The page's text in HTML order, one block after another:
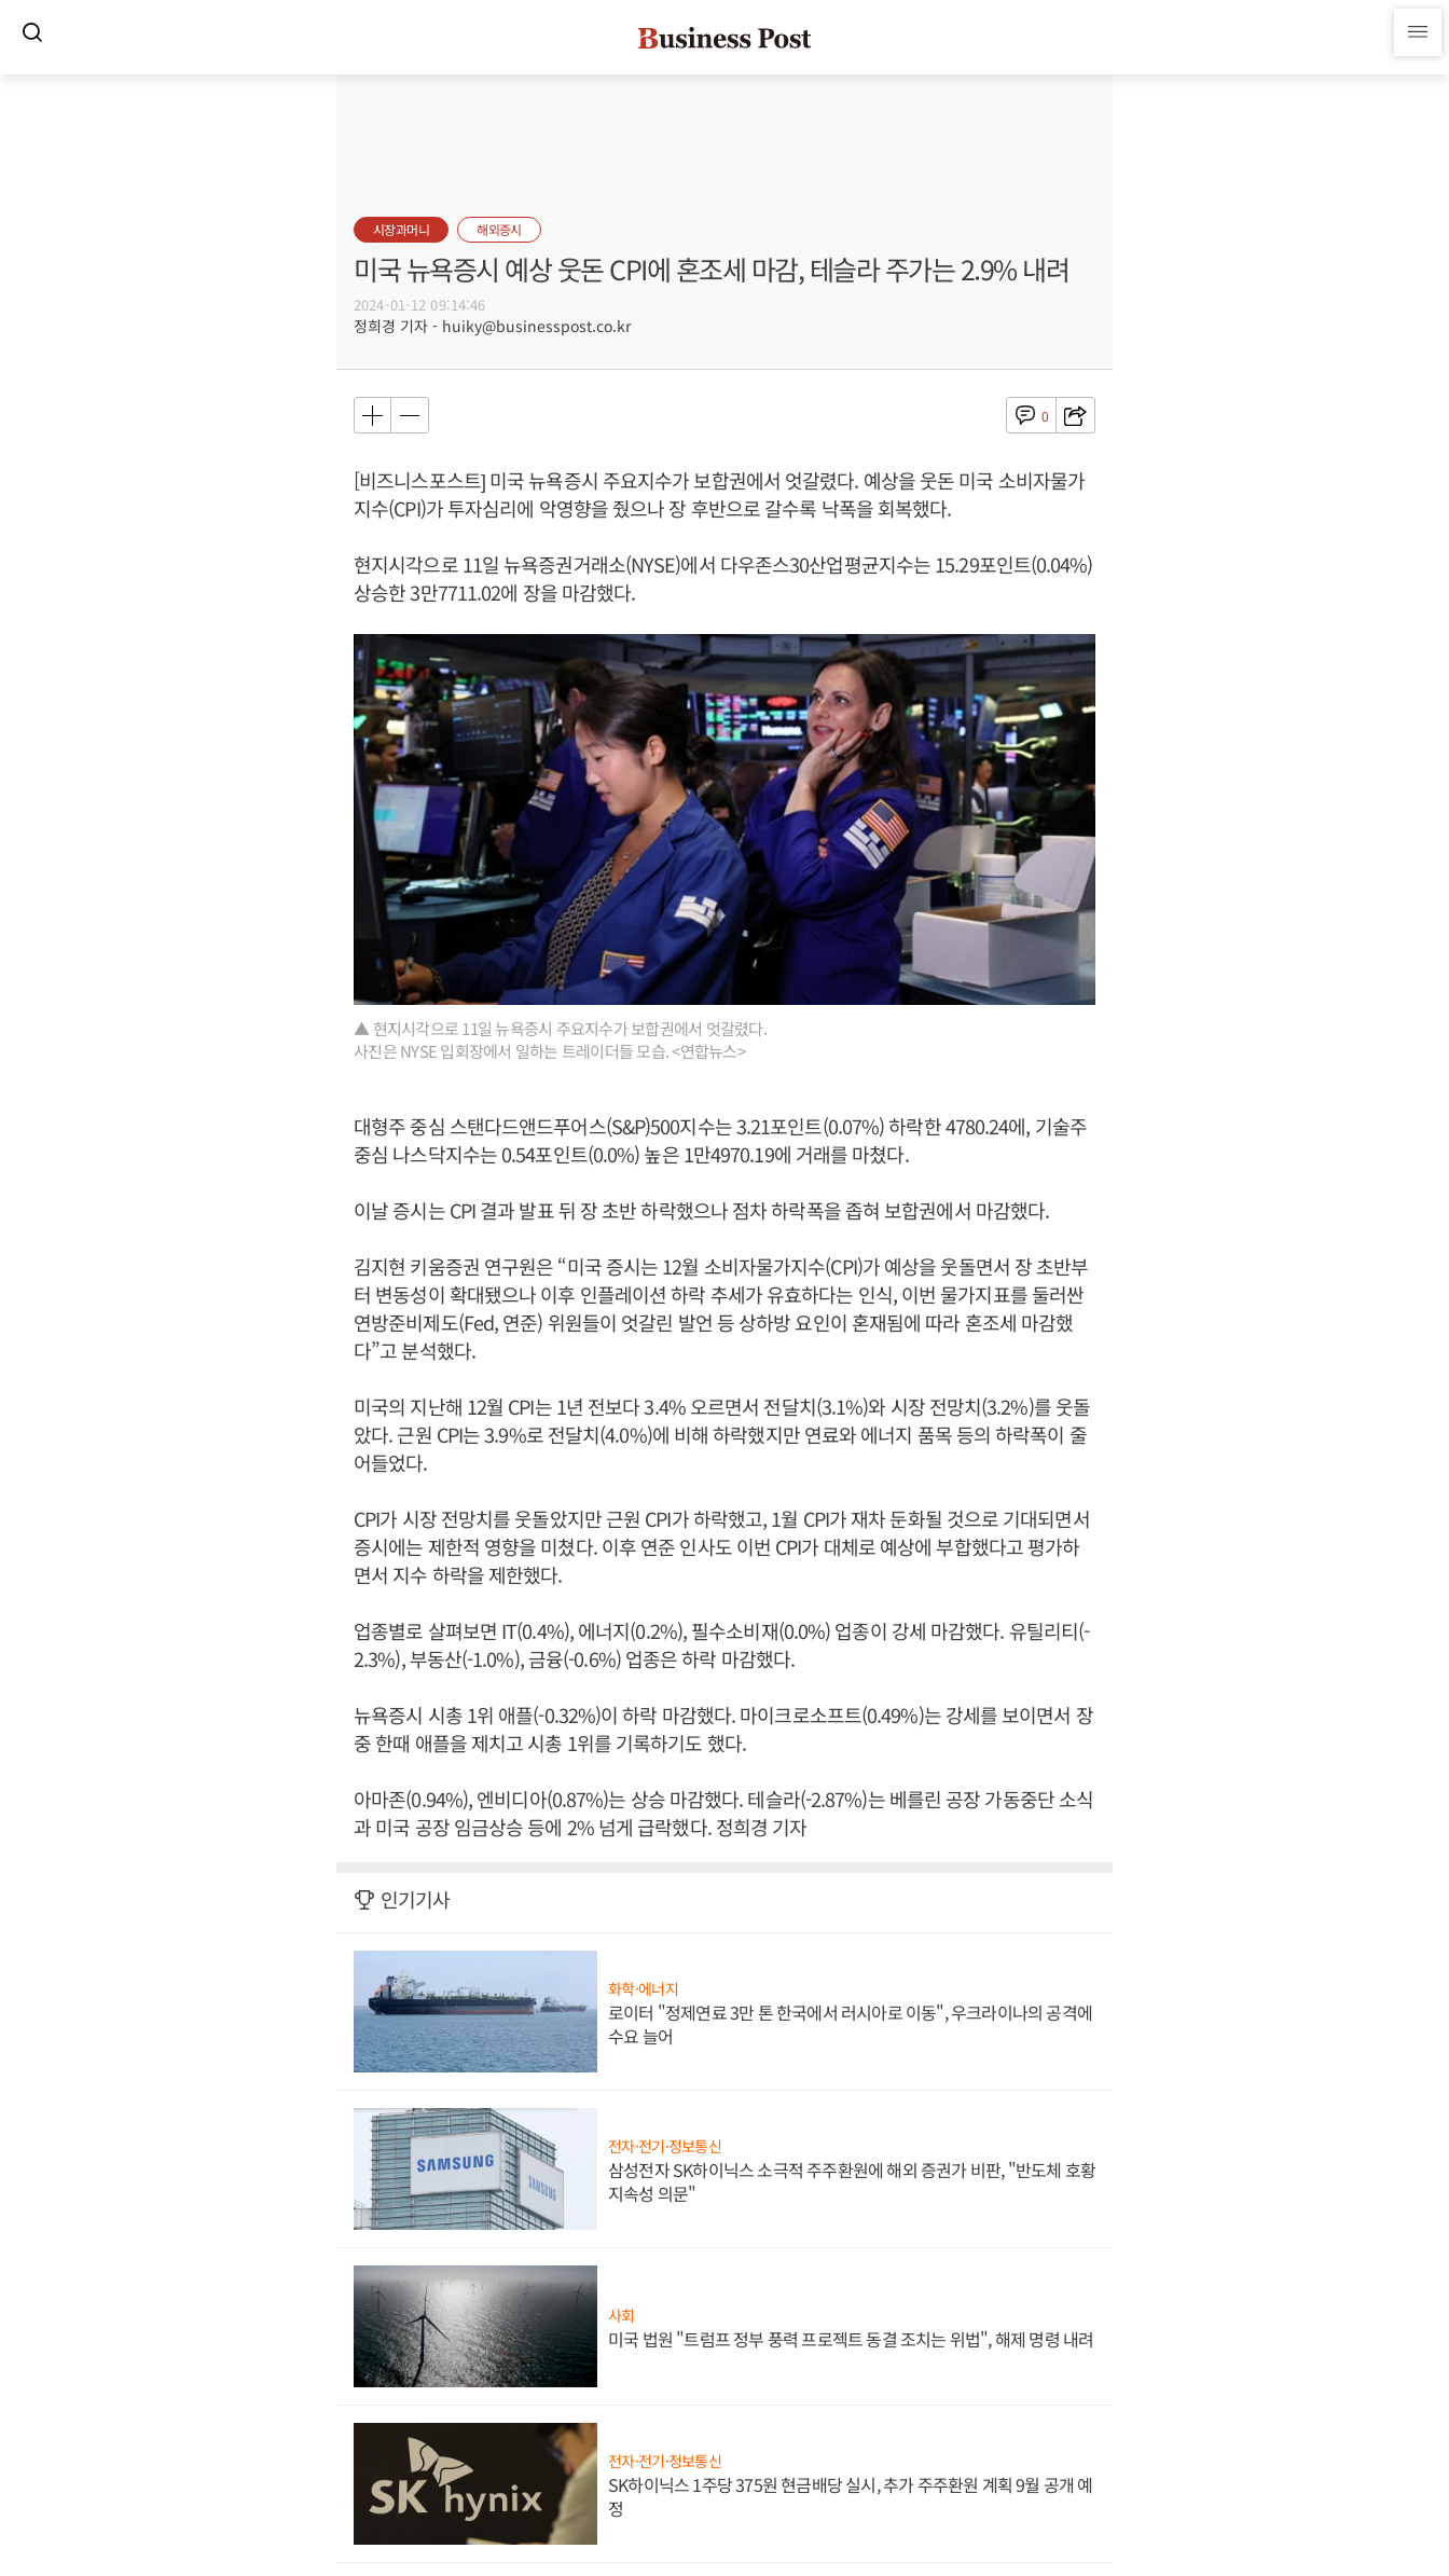
시장과머니 해외증시
미국 뉴욕증시 예상 웃돈 CPI에 혼조세 마감, 테슬라 주가는 2.9% 내려
2024-01-12 09:14:46
정희경 기자 - huiky@businesspost.co.kr
0
[비즈니스포스트] 미국 뉴욕증시 주요지수가 보합권에서 엇갈렸다. 예상을 웃돈 미국 소비자물가
지수(CPI)가 투자심리에 악영향을 줬으나 장 후반으로 갈수록 낙폭을 회복했다.
현지시각으로 11일 뉴욕증권거래소(NYSE)에서 다우존스30산업평균지수는 15.29포인트(0.04%)
상승한 3만7711.02에 장을 마감했다.
▲ 현지시각으로 11일 뉴욕증시 주요지수가 보합권에서 엇갈렸다.
사진은 NYSE 입회장에서 일하는 트레이더들 모습. <연합뉴스>
대형주 중심 스탠다드앤드푸어스(S&P)500지수는 3.21포인트(0.07%) 하락한 4780.24에, 기술주
중심 나스닥지수는 0.54포인트(0.0%) 높은 1만4970.19에 거래를 마쳤다.
이날 증시는 CPI 결과 발표 뒤 장 초반 하락했으나 점차 하락폭을 좁혀 보합권에서 마감했다.
김지현 키움증권 연구원은 “미국 증시는 12월 소비자물가지수(CPI)가 예상을 웃돌면서 장 초반부
터 변동성이 확대됐으나 이후 인플레이션 하락 추세가 유효하다는 인식, 이번 물가지표를 둘러싼
연방준비제도(Fed, 연준) 위원들이 엇갈린 발언 등 상하방 요인이 혼재됨에 따라 혼조세 마감했
다”고 분석했다.
미국의 지난해 12월 CPI는 1년 전보다 3.4% 오르면서 전달치(3.1%)와 시장 전망치(3.2%)를 웃돌
았다. 근원 CPI는 3.9%로 전달치(4.0%)에 비해 하락했지만 연료와 에너지 품목 등의 하락폭이 줄
어들었다.
CPI가 시장 전망치를 웃돌았지만 근원 CPI가 하락했고, 1월 CPI가 재차 둔화될 것으로 기대되면서
증시에는 제한적 영향을 미쳤다. 이후 연준 인사도 이번 CPI가 대체로 예상에 부합했다고 평가하
면서 지수 하락을 제한했다.
업종별로 살펴보면 IT(0.4%), 에너지(0.2%), 필수소비재(0.0%) 업종이 강세 마감했다. 유틸리티(-
2.3%), 부동산(-1.0%), 금융(-0.6%) 업종은 하락 마감했다.
뉴욕증시 시총 1위 애플(-0.32%)이 하락 마감했다. 마이크로소프트(0.49%)는 강세를 보이면서 장
중 한때 애플을 제치고 시총 1위를 기록하기도 했다.
아마존(0.94%), 엔비디아(0.87%)는 상승 마감했다. 테슬라(-2.87%)는 베를린 공장 가동중단 소식
과 미국 공장 임금상승 등에 2% 넘게 급락했다. 정희경 기자
인기기사
화학·에너지
로이터 "정제연료 3만 톤 한국에서 러시아로 이동", 우크라이나의 공격에
수요 늘어
전자·전기·정보통신
삼성전자 SK하이닉스 소극적 주주환원에 해외 증권가 비판, "반도체 호황
지속성 의문"
사회
미국 법원 "트럼프 정부 풍력 프로젝트 동결 조치는 위법", 해제 명령 내려
전자·전기·정보통신
SK하이닉스 1주당 375원 현금배당 실시, 추가 주주환원 계획 9월 공개 예
정